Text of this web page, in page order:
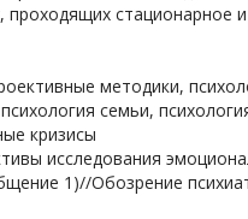
стационарное
методики,
семьи,
кризисы
исследования
1)//Обозрение